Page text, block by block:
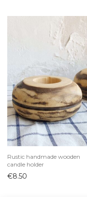
Interjero detalės
Papuošalų dėžutės
Paveikslai ir printai
Rėmeliai
Sienų dekoras
Statulėlės
Vazonai
Vazos
Žvakidės
Knygos ir kanceliarija
Krepšiai
Rustic handmade wooden
candle holder
€8.50